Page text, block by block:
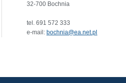
32-700 Bochnia
tel. 691 572 333
e-mail: bochnia@ea.net.pl